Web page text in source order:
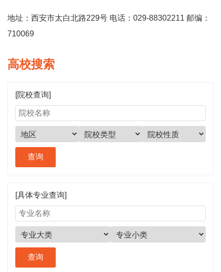
地址：西安市太白北路229号 电话：029-88302211 邮编：
710069
高校搜索
[院校查询]
[具体专业查询]